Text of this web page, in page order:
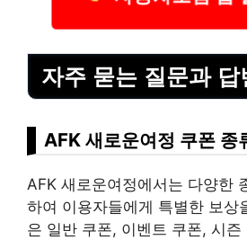
자주 묻는 질문과 답
AFK 새로운여정 쿠폰 종
AFK 새로운여정에서는 다양한
하여 이용자들에게 특별한 보상
은 일반 쿠폰, 이벤트 쿠폰, 시즌